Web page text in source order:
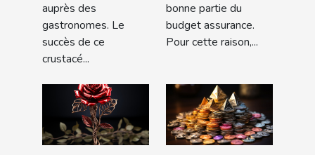
auprès des
gastronomes. Le
succès de ce
crustacé...
bonne partie du
budget assurance.
Pour cette raison,...